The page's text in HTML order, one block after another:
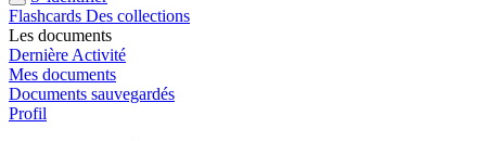
Flashcards Des collections
Les documents
Dernière Activité
Mes documents
Documents sauvegardés
Profil